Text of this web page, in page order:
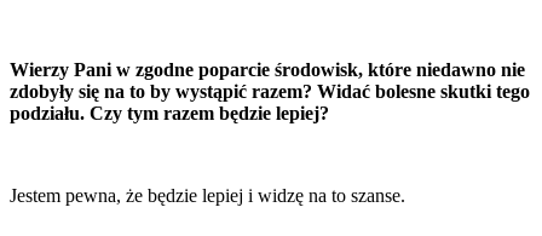
Wierzy Pani w zgodne poparcie środowisk, które niedawno nie
zdobyły się na to by wystąpić razem? Widać bolesne skutki tego
podziału. Czy tym razem będzie lepiej?
Jestem pewna, że będzie lepiej i widzę na to szanse.